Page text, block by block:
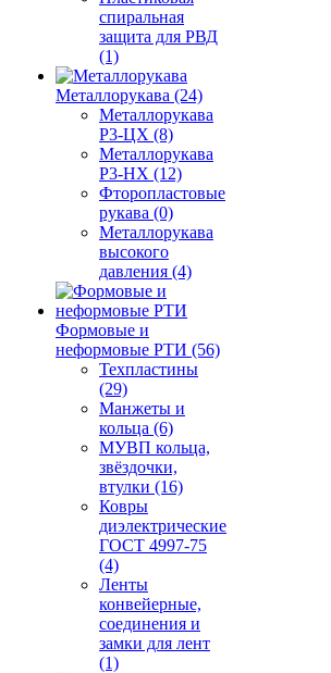
спиральная
защита для РВД
(1)
Металлорукава (24)
Металлорукава
Р3-ЦХ (8)
Металлорукава
Р3-НХ (12)
Фторопластовые
рукава (0)
Металлорукава
высокого
давления (4)
Формовые и
неформовые РТИ (56)
Техпластины
(29)
Манжеты и
кольца (6)
МУВП кольца,
звёздочки,
втулки (16)
Ковры
диэлектрические
ГОСТ 4997-75
(4)
Ленты
конвейерные,
соединения и
замки для лент
(1)